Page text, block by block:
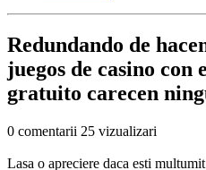
Redundando de
juegos de casino
gratuito carecen
0 comentarii 25 vizualizari
Lasa o apreciere daca esti